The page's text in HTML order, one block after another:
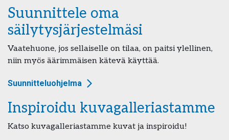
Suunnittele oma
säilytysjärjestelmäsi
Vaatehuone, jos sellaiselle on tilaa, on paitsi ylellinen,
niin myös äärimmäisen kätevä käyttää.
Suunnitteluohjelma
Inspiroidu kuvagalleriastamme
Katso kuvagalleriastamme kuvat ja inspiroidu!